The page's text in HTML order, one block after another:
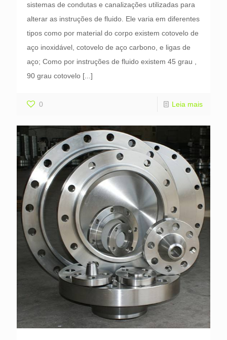
sistemas de condutas e canalizações utilizadas para
alterar as instruções de fluido. Ele varia em diferentes
tipos como por material do corpo existem cotovelo de
aço inoxidável, cotovelo de aço carbono, e ligas de
aço; Como por instruções de fluido existem 45 grau ,
90 grau cotovelo [...]
0 Leia mais